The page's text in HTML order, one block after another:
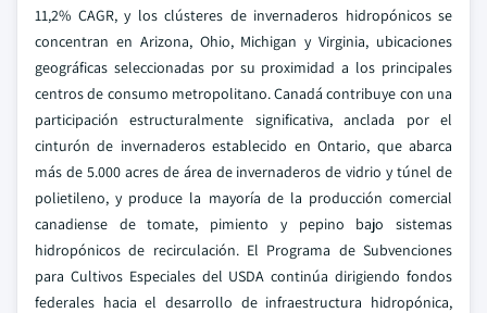
11,2% CAGR, y los clústeres de invernaderos hidropónicos se
concentran en Arizona, Ohio, Michigan y Virginia, ubicaciones
geográficas seleccionadas por su proximidad a los principales
centros de consumo metropolitano. Canadá contribuye con una
participación estructuralmente significativa, anclada por el
cinturón de invernaderos establecido en Ontario, que abarca
más de 5.000 acres de área de invernaderos de vidrio y túnel de
polietileno, y produce la mayoría de la producción comercial
canadiense de tomate, pimiento y pepino bajo sistemas
hidropónicos de recirculación. El Programa de Subvenciones
para Cultivos Especiales del USDA continúa dirigiendo fondos
federales hacia el desarrollo de infraestructura hidropónica,